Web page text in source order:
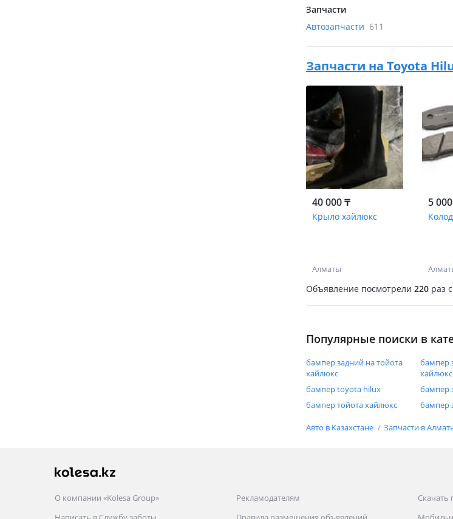
Запчасти
Автозапчасти 611
Запчасти на Toyota
40 000 ₸
Крыло хайлюкс
Алматы
5
Объявление посмотрели 220 раз
Популярные поиски в
бампер задний на тойота
хайлюкс
бампер
хайлюкс
бампер toyota hilux бампер
бампер тойота хайлюкс
бампер
Авто в Казахстане Запчасти в
О компании «Kolesa Group»
Рекламодателям
Скачать